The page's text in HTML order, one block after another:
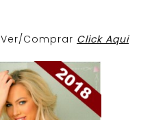
Ver/Comprar Click Aqui